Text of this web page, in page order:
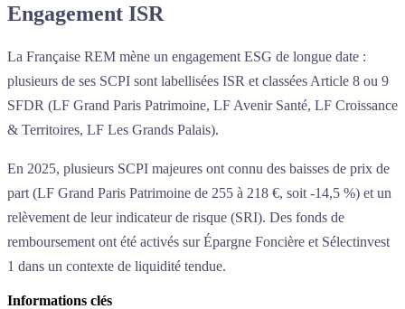
Engagement ISR
La Française REM mène un engagement ESG de longue date :
plusieurs de ses SCPI sont labellisées ISR et classées Article 8 ou 9
SFDR (LF Grand Paris Patrimoine, LF Avenir Santé, LF Croissance
& Territoires, LF Les Grands Palais).
En 2025, plusieurs SCPI majeures ont connu des baisses de prix de
part (LF Grand Paris Patrimoine de 255 à 218 €, soit -14,5 %) et un
relèvement de leur indicateur de risque (SRI). Des fonds de
remboursement ont été activés sur Épargne Foncière et Sélectinvest
1 dans un contexte de liquidité tendue.
Informations clés